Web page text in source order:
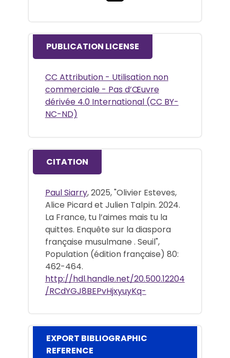
PUBLICATION LICENSE
CC Attribution - Utilisation non
commerciale - Pas d’Œuvre
dérivée 4.0 International (CC BY-
NC-ND)
CITATION
Paul Siarry, 2025, "Olivier Esteves,
Alice Picard et Julien Talpin. 2024.
La France, tu l’aimes mais tu la
quittes. Enquête sur la diaspora
française musulmane . Seuil",
Population (édition française) 80:
462-464.
http://hdl.handle.net/20.500.12204
/RCdYGJ8BEPvHjxyuyKq-
EXPORT BIBLIOGRAPHIC
REFERENCE